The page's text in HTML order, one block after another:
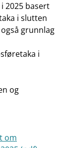
2025 basert
i slutten
grunnlag
i
og
om